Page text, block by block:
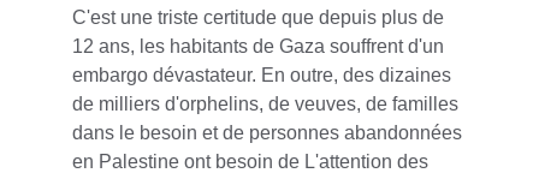
C'est une triste certitude que depuis plus de
12 ans, les habitants de Gaza souffrent d'un
embargo dévastateur. En outre, des dizaines
de milliers d'orphelins, de veuves, de familles
dans le besoin et de personnes abandonnées
en Palestine ont besoin de L'attention des